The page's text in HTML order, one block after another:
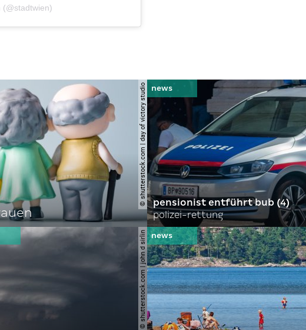
(@stadtwien)
© shutterstock.com | day of victory studio pensionist entführt bub (4)
polizei-rettung
© shutterstock.com | john d sirlin